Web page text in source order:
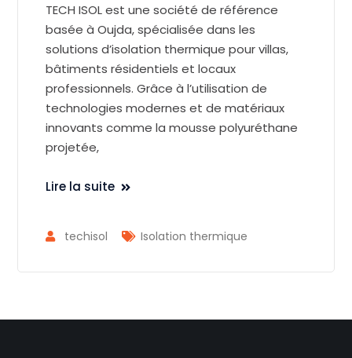
TECH ISOL est une société de référence
basée à Oujda, spécialisée dans les
solutions d’isolation thermique pour villas,
bâtiments résidentiels et locaux
professionnels. Grâce à l’utilisation de
technologies modernes et de matériaux
innovants comme la mousse polyuréthane
projetée,
Lire la suite
techisol Isolation thermique